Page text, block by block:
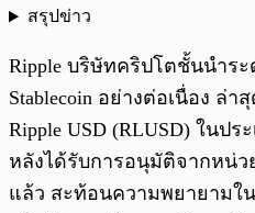
สรุปข่าว
Ripple บริษัทคริปโตชั้นนำร
Stablecoin อย่างต่อเนื่อง ล่
Ripple USD (RLUSD) ในป
หลังได้รับการอนุมัติจากหน่ว
แล้ว สะท้อนความพยายามใ